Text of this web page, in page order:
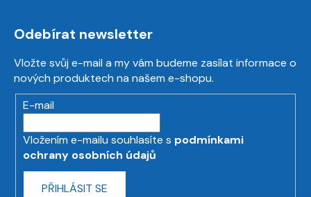
Odebírat newsletter
Vložte svůj e-mail a my vám budeme zasílat informace o
nových produktech na našem e-shopu.
E-mail
Vložením e-mailu souhlasíte s podmínkami
ochrany osobních údajů
PŘIHLÁSIT SE